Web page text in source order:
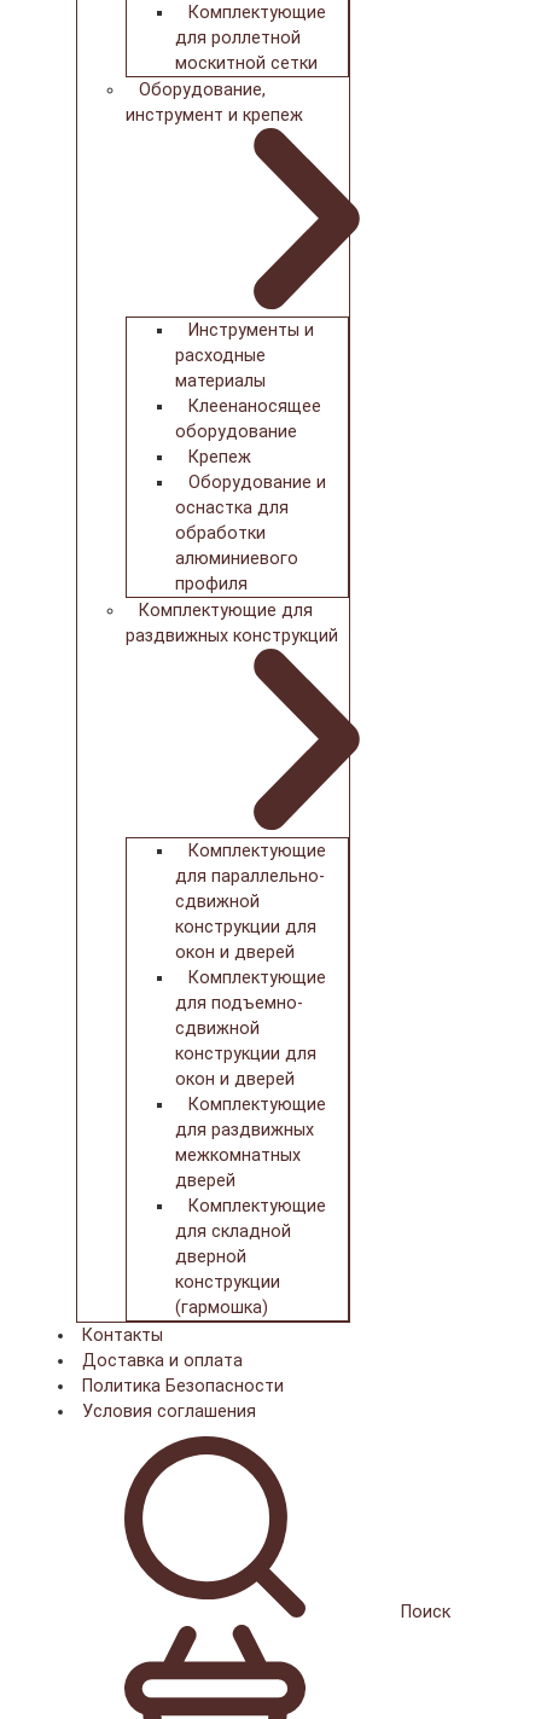
Комплектующие
для роллетной
москитной сетки
Оборудование,
инструмент и крепеж
Инструменты и
расходные
материалы
Клеенаносящее
оборудование
Крепеж
Оборудование и
оснастка для
обработки
алюминиевого
профиля
Комплектующие для
раздвижных конструкций
Комплектующие
для параллельно-
сдвижной
конструкции для
окон и дверей
Комплектующие
для подъемно-
сдвижной
конструкции для
окон и дверей
Комплектующие
для раздвижных
межкомнатных
дверей
Комплектующие
для складной
дверной
конструкции
(гармошка)
Контакты
Доставка и оплата
Политика Безопасности
Условия соглашения
Поиск